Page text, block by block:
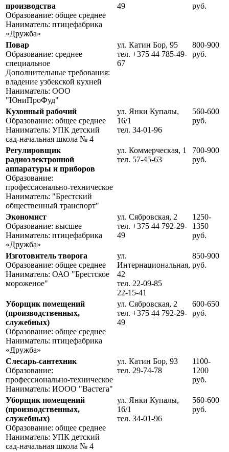
производства
Образование: общее среднее
Наниматель: птицефабрика
«Дружба»
49
руб.
Повар
Образование: среднее
специальное
Дополнительные требования:
владение узбекской кухней
Наниматель: ООО
"ЮниПроФуд"
ул. Катин Бор, 95
тел. +375 44 785-49-
67
800-900
руб.
Кухонный рабочий
Образование: общее среднее
Наниматель: УПК детский
сад-начальная школа № 4
ул. Янки Купалы,
16/1
тел. 34-01-96
560-600
руб.
Регулировщик
радиоэлектронной
аппаратуры и приборов
Образование:
профессионально-техническое
Наниматель: "Брестский
общественный транспорт"
ул. Коммерческая, 1
тел. 57-45-63
700-900
руб.
Экономист
Образование: высшее
Наниматель: птицефабрика
«Дружба»
ул. Сябровская, 2
тел. +375 44 792-29-
49
1250-
1350
руб.
Изготовитель творога
Образование: общее среднее
Наниматель: ОАО "Брестское
мороженое"
ул.
Интернациональная,
42
тел. 22-09-85
22-15-41
850-900
руб.
Уборщик помещений
(производственных,
служебных)
Образование: общее среднее
Наниматель: птицефабрика
«Дружба»
ул. Сябровская, 2
тел. +375 44 792-29-
49
600-650
руб.
Слесарь-сантехник
Образование:
профессионально-техническое
Наниматель: ИООО "Вастега"
ул. Катин Бор, 93
тел. 29-74-78
1100-
1200
руб.
Уборщик помещений
(производственных,
служебных)
Образование: общее среднее
Наниматель: УПК детский
сад-начальная школа № 4
ул. Янки Купалы,
16/1
тел. 34-01-96
560-600
руб.